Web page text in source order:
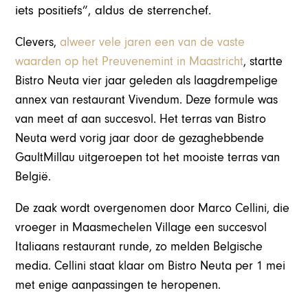
iets positiefs”, aldus de sterrenchef.
Clevers,alweer vele jaren een van de vaste
waarden op het Preuvenemint in Maastricht, startte
Bistro Neuta vier jaar geleden als laagdrempelige
annex van restaurant Vivendum. Deze formule was
van meet af aan succesvol. Het terras van Bistro
Neuta werd vorig jaar door de gezaghebbende
GaultMillau uitgeroepen tot het mooiste terras van
België.
De zaak wordt overgenomen door Marco Cellini, die
vroeger in Maasmechelen Village een succesvol
Italiaans restaurant runde, zo melden Belgische
media. Cellini staat klaar om Bistro Neuta per 1 mei
met enige aanpassingen te heropenen.